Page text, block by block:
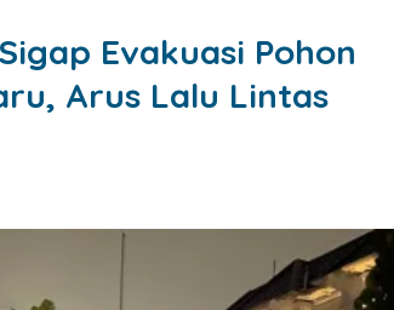
Evakuasi Pohon
Arus Lalu Lintas